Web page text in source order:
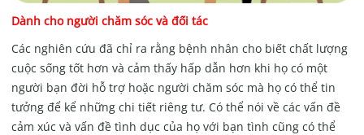
Dành cho người chăm sóc và đối tác
Các nghiên cứu đã chỉ ra rằng bệnh nhân cho biết chất lượng
cuộc sống tốt hơn và cảm thấy hấp dẫn hơn khi họ có một
người bạn đời hỗ trợ hoặc người chăm sóc mà họ có thể tin
tưởng để kể những chi tiết riêng tư. Có thể nói về các vấn đề
cảm xúc và vấn đề tình dục của họ với bạn tình cũng có thể